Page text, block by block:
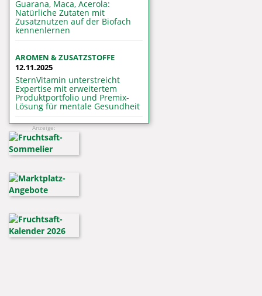
Guarana, Maca, Acerola:
Natürliche Zutaten mit
Zusatznutzen auf der Biofach
kennenlernen
AROMEN & ZUSATZSTOFFE
12.11.2025
SternVitamin unterstreicht
Expertise mit erweitertem
Produktportfolio und Premix-
Lösung für mentale Gesundheit
Anzeige: